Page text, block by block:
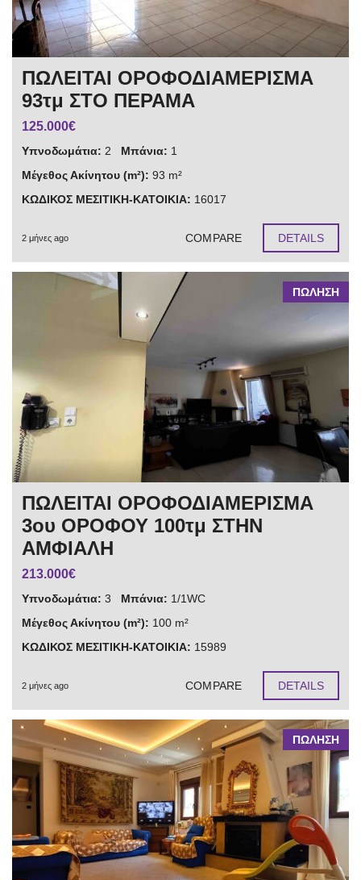
ΠΩΛΕΙΤΑΙ ΟΡΟΦΟΔΙΑΜΕΡΙΣΜΑ
93τμ ΣΤΟ ΠΕΡΑΜΑ
125.000€
Υπνοδωμάτια: 2 Μπάνια: 1
Μέγεθος Ακίνητου (m²): 93 m²
ΚΩΔΙΚΟΣ ΜΕΣΙΤΙΚΗ-ΚΑΤΟΙΚΙΑ: 16017
2 μήνες ago COMPARE DETAILS
ΠΩΛΗΣΗ
ΠΩΛΕΙΤΑΙ ΟΡΟΦΟΔΙΑΜΕΡΙΣΜΑ
3ου ΟΡΟΦΟΥ 100τμ ΣΤΗΝ
ΑΜΦΙΑΛΗ
213.000€
Υπνοδωμάτια: 3 Μπάνια: 1/1WC
Μέγεθος Ακίνητου (m²): 100 m²
ΚΩΔΙΚΟΣ ΜΕΣΙΤΙΚΗ-ΚΑΤΟΙΚΙΑ: 15989
2 μήνες ago COMPARE DETAILS
ΠΩΛΗΣΗ